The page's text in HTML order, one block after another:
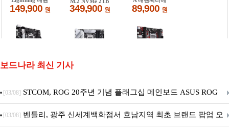
보드나라 최신 기사
[03/08] STCOM, ROG 20주년 기념 플래그십 메인보드 ASUS ROG
Crosshair X870E EDITION 20 국내 출시 예정
[03/08] 벤틀리, 광주 신세계백화점서 호남지역 최초 브랜드 팝업 오